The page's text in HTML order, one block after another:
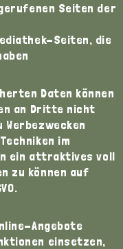
Seiten der
Seiten, die
Daten können
an Dritte nicht
im
ein attraktives voll
zu können auf
Angebote
einsetzen,